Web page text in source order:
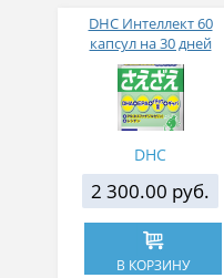
DHC Интеллект 60
капсул на 30 дней
DHC
2 300.00 руб.
В КОРЗИНУ